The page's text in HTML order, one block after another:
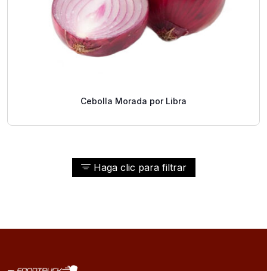
Haga clic para filtrar
Cebolla Morada por Libra